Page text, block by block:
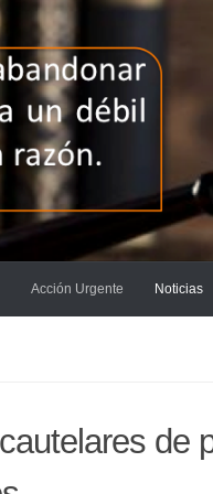
Acción Urgente Noticias
de